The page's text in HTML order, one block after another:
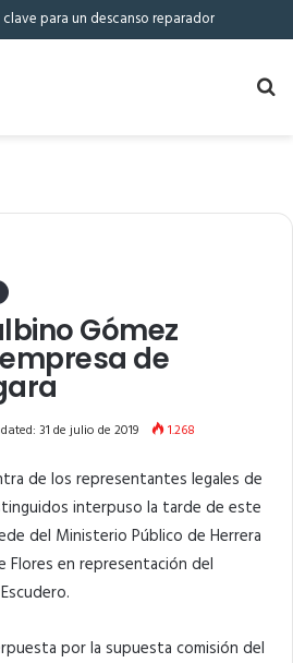
para un descanso reparador
Gómez
de
31 de julio de 2019 1.268
de los representantes legales de
interpuso la tarde de este
del Ministerio Público de Herrera
Flores en representación del
por la supuesta comisión del